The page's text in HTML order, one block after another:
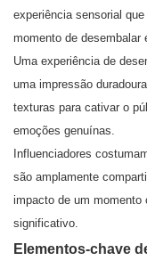
experiência sensorial
momento de desembalar
Uma experiência de
uma impressão
texturas para cativar o
emoções genuínas.
Influenciadores
são amplamente
impacto de um momento
significativo.
Elementos-chave